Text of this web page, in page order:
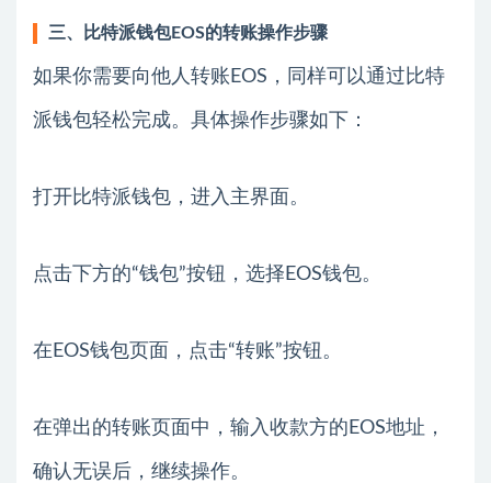
三、比特派钱包EOS的转账操作步骤
如果你需要向他人转账EOS，同样可以通过比特
派钱包轻松完成。具体操作步骤如下：
打开比特派钱包，进入主界面。
点击下方的“钱包”按钮，选择EOS钱包。
在EOS钱包页面，点击“转账”按钮。
在弹出的转账页面中，输入收款方的EOS地址，
确认无误后，继续操作。